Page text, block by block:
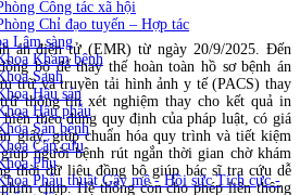
Công tác xã hội
Chỉ đạo tuyến – Hợp tác
Lâm sàng
Khám bệnh
Sanh
Hậu sản
Hậu phẫu
Sản bệnh
Cấp cứu
Phụ
Phẫu thuật Gây mê - Hồi sức Tích cực -
án điện tử (EMR) từ ngày 20/9/2025. Đến
bộ để thay thế hoàn toàn hồ sơ bệnh án
trữ và truyền tải hình ảnh y tế (PACS) thay
thông tin xét nghiệm thay cho kết quả in
theo đúng quy định của pháp luật, có giá
giấy, giúp chuẩn hóa quy trình và tiết kiệm
người bệnh rút ngắn thời gian chờ khám
thời dữ liệu đồng bộ giúp bác sĩ tra cứu dễ
chụp. Hệ thống còn cho phép liên thông